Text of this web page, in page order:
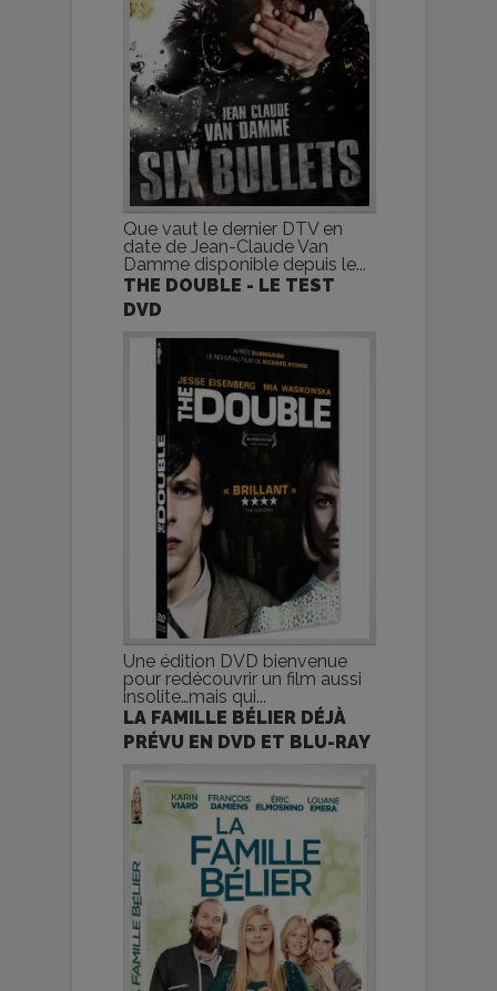
Que vaut le dernier DTV en
date de Jean-Claude Van
Damme disponible depuis le...
THE DOUBLE - LE TEST
DVD
Une édition DVD bienvenue
pour redécouvrir un film aussi
insolite…mais qui...
LA FAMILLE BÉLIER DÉJÀ
PRÉVU EN DVD ET BLU-RAY